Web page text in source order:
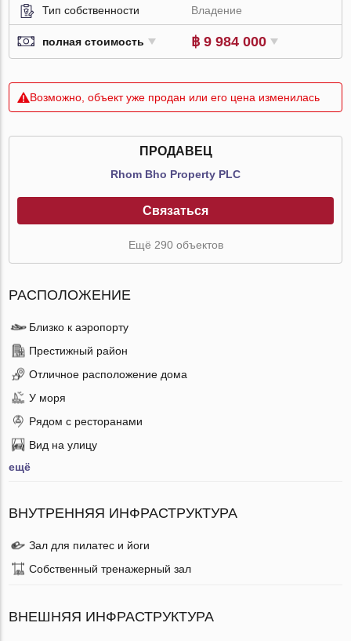
Тип собственности
Владение
полная стоимость ฿ 9 984 000
Возможно, объект уже продан или его цена изменилась
ПРОДАВЕЦ
Rhom Bho Property PLC
Связаться
Ещё 290 объектов
РАСПОЛОЖЕНИЕ
Близко к аэропорту
Престижный район
Отличное расположение дома
У моря
Рядом с ресторанами
Вид на улицу
ещё
ВНУТРЕННЯЯ ИНФРАСТРУКТУРА
Зал для пилатес и йоги
Собственный тренажерный зал
ВНЕШНЯЯ ИНФРАСТРУКТУРА